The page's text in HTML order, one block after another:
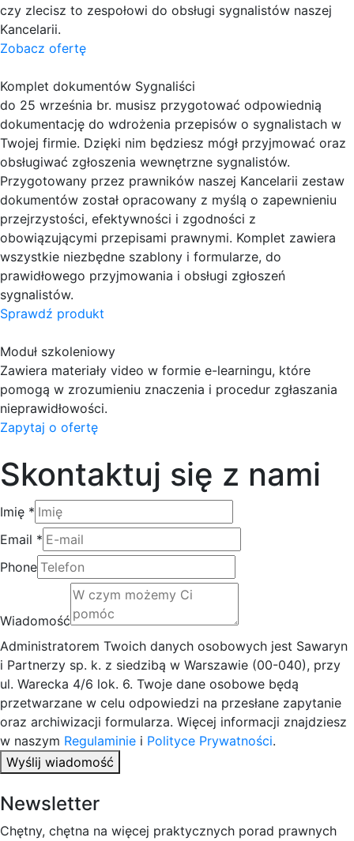
czy zlecisz to zespołowi do obsługi sygnalistów naszej
Kancelarii.
Zobacz ofertę
Komplet dokumentów Sygnaliści
do 25 września br. musisz przygotować odpowiednią
dokumentację do wdrożenia przepisów o sygnalistach w
Twojej firmie. Dzięki nim będziesz mógł przyjmować oraz
obsługiwać zgłoszenia wewnętrzne sygnalistów.
Przygotowany przez prawników naszej Kancelarii zestaw
dokumentów został opracowany z myślą o zapewnieniu
przejrzystości, efektywności i zgodności z
obowiązującymi przepisami prawnymi. Komplet zawiera
wszystkie niezbędne szablony i formularze, do
prawidłowego przyjmowania i obsługi zgłoszeń
sygnalistów.
Sprawdź produkt
Moduł szkoleniowy
Zawiera materiały video w formie e-learningu, które
pomogą w zrozumieniu znaczenia i procedur zgłaszania
nieprawidłowości.
Zapytaj o ofertę
Skontaktuj się z nami
Imię *
Email *
Phone
Wiadomość
Administratorem Twoich danych osobowych jest Sawaryn
i Partnerzy sp. k. z siedzibą w Warszawie (00-040), przy
ul. Warecka 4/6 lok. 6. Twoje dane osobowe będą
przetwarzane w celu odpowiedzi na przesłane zapytanie
oraz archiwizacji formularza. Więcej informacji znajdziesz
w naszym Regulaminie i Polityce Prywatności.
Wyślij wiadomość
Newsletter
Chętny, chętna na więcej praktycznych porad prawnych